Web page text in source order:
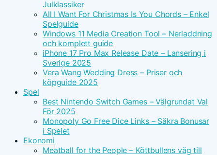
Julklassiker
All I Want For Christmas Is You Chords – Enkel
Spelguide
Windows 11 Media Creation Tool – Nerladdning
och komplett guide
iPhone 17 Pro Max Release Date – Lansering i
Sverige 2025
Vera Wang Wedding Dress – Priser och
köpguide 2025
Spel
Best Nintendo Switch Games – Välgrundat Val
För 2025
Monopoly Go Free Dice Links – Säkra Bonusar
i Spelet
Ekonomi
Meatball for the People – Köttbullens väg till